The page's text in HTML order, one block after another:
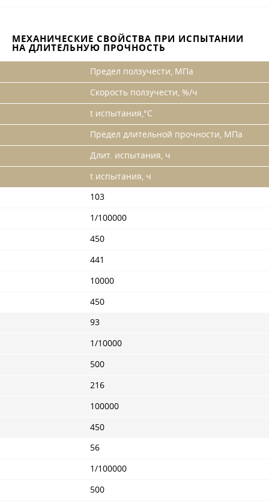
МЕХАНИЧЕСКИЕ СВОЙСТВА ПРИ ИСПЫТАНИИ
НА ДЛИТЕЛЬНУЮ ПРОЧНОСТЬ
Предел ползучести, МПа
Скорость ползучести, %/ч
t испытания,°С
Предел длительной прочности, МПа
Длит. испытания, ч
t испытания, ч
103
1/100000
450
441
10000
450
93
1/10000
500
216
100000
450
56
1/100000
500